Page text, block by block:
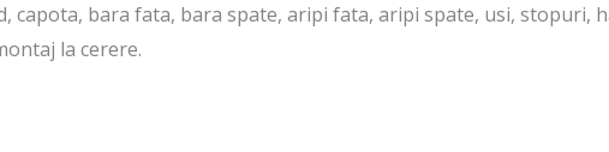
capota, bara fata, bara spate, aripi fata, aripi spate, usi, stopuri,
la cerere.